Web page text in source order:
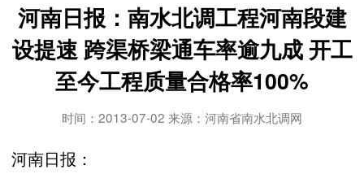
河南日报：南水北调工程河南段建
设提速 跨渠桥梁通车率逾九成 开工
至今工程质量合格率100%
时间：2013-07-02 来源：河南省南水北调网
河南日报：